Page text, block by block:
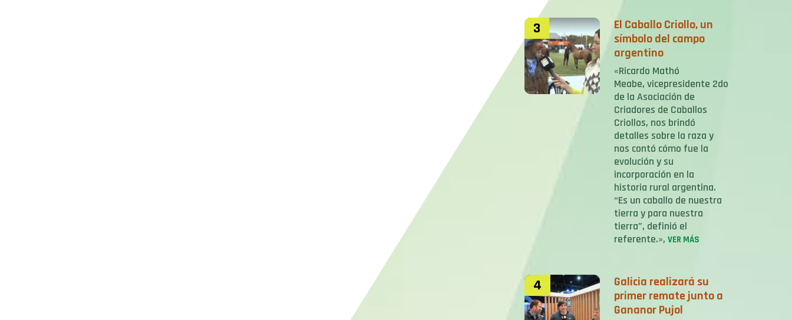
3
El Caballo Criollo, un
símbolo del campo
argentino
«Ricardo Mathó
Meabe, vicepresidente 2do
de la Asociación de
Criadores de Caballos
Criollos, nos brindó
detalles sobre la raza y
nos contó cómo fue la
evolución y su
incorporación en la
historia rural argentina.
“Es un caballo de nuestra
tierra y para nuestra
tierra”, definió el
referente.», VER MÁS
4
Galicia realizará su
primer remate junto a
Gananor Pujol